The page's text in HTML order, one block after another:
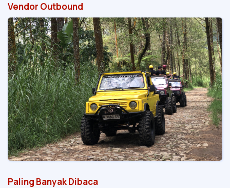
Vendor Outbound
Paling Banyak Dibaca